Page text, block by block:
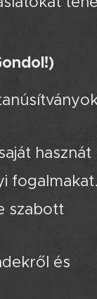
hasznát
fogalmakat.
szabott
és